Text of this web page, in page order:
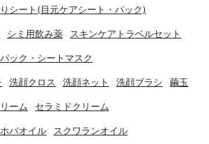
シート(目元ケアシート・パック)
シミ用飲み薬 スキンケアトラベルセット
ック・シートマスク
洗顔クロス 洗顔ネット 洗顔ブラシ 繭玉
ーム セラミドクリーム
バオイル スクワランオイル